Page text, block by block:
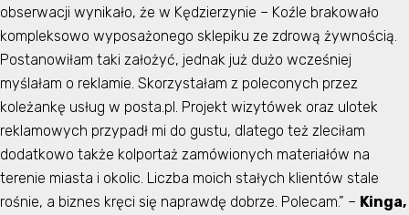
obserwacji wynikało, że w Kędzierzynie – Koźle brakowało
kompleksowo wyposażonego sklepiku ze zdrową żywnością.
Postanowiłam taki założyć, jednak już dużo wcześniej
myślałam o reklamie. Skorzystałam z poleconych przez
koleżankę usług w posta.pl. Projekt wizytówek oraz ulotek
reklamowych przypadł mi do gustu, dlatego też zleciłam
dodatkowo także kolportaż zamówionych materiałów na
terenie miasta i okolic. Liczba moich stałych klientów stale
rośnie, a biznes kręci się naprawdę dobrze. Polecam.” – Kinga,